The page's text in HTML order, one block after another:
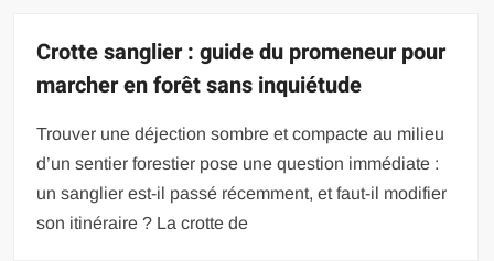
Crotte sanglier : guide du promeneur pour
marcher en forêt sans inquiétude
Trouver une déjection sombre et compacte au milieu
d’un sentier forestier pose une question immédiate :
un sanglier est-il passé récemment, et faut-il modifier
son itinéraire ? La crotte de